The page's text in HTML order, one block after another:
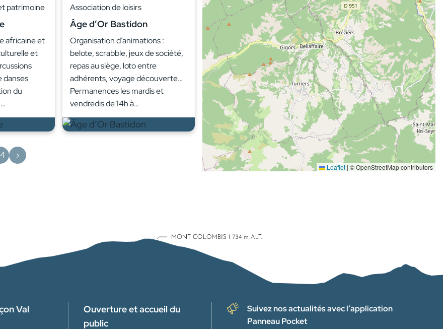
patrimoine
africaine et
et
danses
du
Association de loisirs
Âge d’Or Bastidon
Organisation d’animations :
belote, scrabble, jeux de société,
repas au siège, loto entre
adhérents, voyage découverte…
Permanences les mardis et
vendredis de 14h à…
›
Leaflet | © OpenStreetMap contributors
Val
Ouverture et accueil du
public
Suivez nos actualités avec l’application
Panneau Pocket